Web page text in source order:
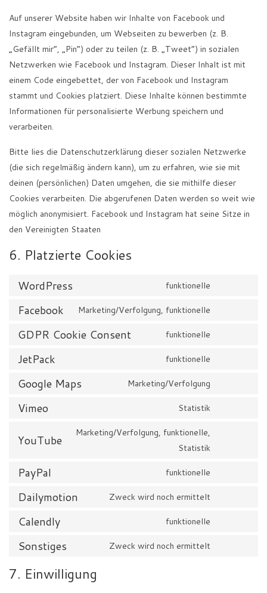
Auf unserer Website haben wir Inhalte von Facebook und
Instagram eingebunden, um Webseiten zu bewerben (z. B.
„Gefällt mir“, „Pin“) oder zu teilen (z. B. „Tweet“) in sozialen
Netzwerken wie Facebook und Instagram. Dieser Inhalt ist mit
einem Code eingebettet, der von Facebook und Instagram
stammt und Cookies platziert. Diese Inhalte können bestimmte
Informationen für personalisierte Werbung speichern und
verarbeiten.
Bitte lies die Datenschutzerklärung dieser sozialen Netzwerke
(die sich regelmäßig ändern kann), um zu erfahren, wie sie mit
deinen (persönlichen) Daten umgehen, die sie mithilfe dieser
Cookies verarbeiten. Die abgerufenen Daten werden so weit wie
möglich anonymisiert. Facebook und Instagram hat seine Sitze in
den Vereinigten Staaten
6. Platzierte Cookies
WordPress funktionelle
Facebook Marketing/Verfolgung, funktionelle
GDPR Cookie Consent funktionelle
JetPack funktionelle
Google Maps Marketing/Verfolgung
Vimeo Statistik
YouTube
Marketing/Verfolgung, funktionelle,
Statistik
PayPal funktionelle
Dailymotion Zweck wird noch ermittelt
Calendly funktionelle
Sonstiges Zweck wird noch ermittelt
7. Einwilligung